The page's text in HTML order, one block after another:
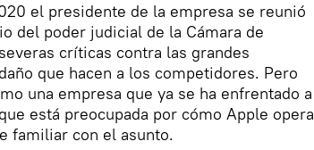
el presidente de la empresa se reunió
del poder judicial de la Cámara de
críticas contra las grandes
que hacen a los competidores. Pero
una empresa que ya se ha enfrentado a
está preocupada por cómo Apple opera
familiar con el asunto.